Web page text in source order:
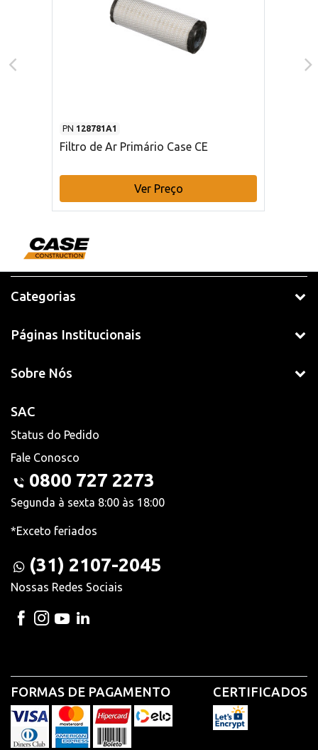
PN 128781A1
Filtro de Ar Primário Case CE
Ver Preço
Categorias
Páginas Institucionais
Sobre Nós
SAC
Status do Pedido
Fale Conosco
0800 727 2273
Segunda à sexta 8:00 às 18:00
*Exceto feriados
(31) 2107-2045
Nossas Redes Sociais
FORMAS DE PAGAMENTO CERTIFICADOS